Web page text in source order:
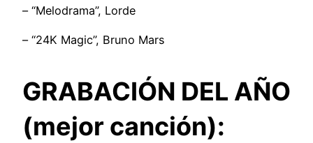
– “Melodrama”, Lorde
– “24K Magic”, Bruno Mars
GRABACIÓN DEL AÑO
(mejor canción):